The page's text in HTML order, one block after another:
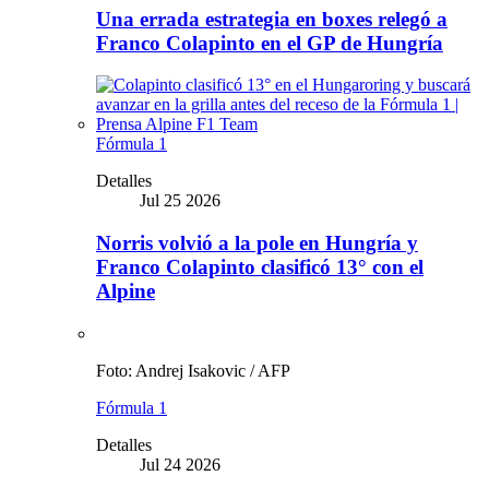
Una errada estrategia en boxes relegó a
Franco Colapinto en el GP de Hungría
Fórmula 1
Detalles
Jul 25 2026
Norris volvió a la pole en Hungría y
Franco Colapinto clasificó 13° con el
Alpine
Foto: Andrej Isakovic / AFP
Fórmula 1
Detalles
Jul 24 2026